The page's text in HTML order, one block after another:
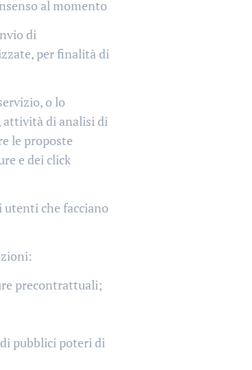
al momento
di
per finalità di
o lo
attività di analisi di
le proposte
e dei click
che facciano
precontrattuali;
pubblici poteri di